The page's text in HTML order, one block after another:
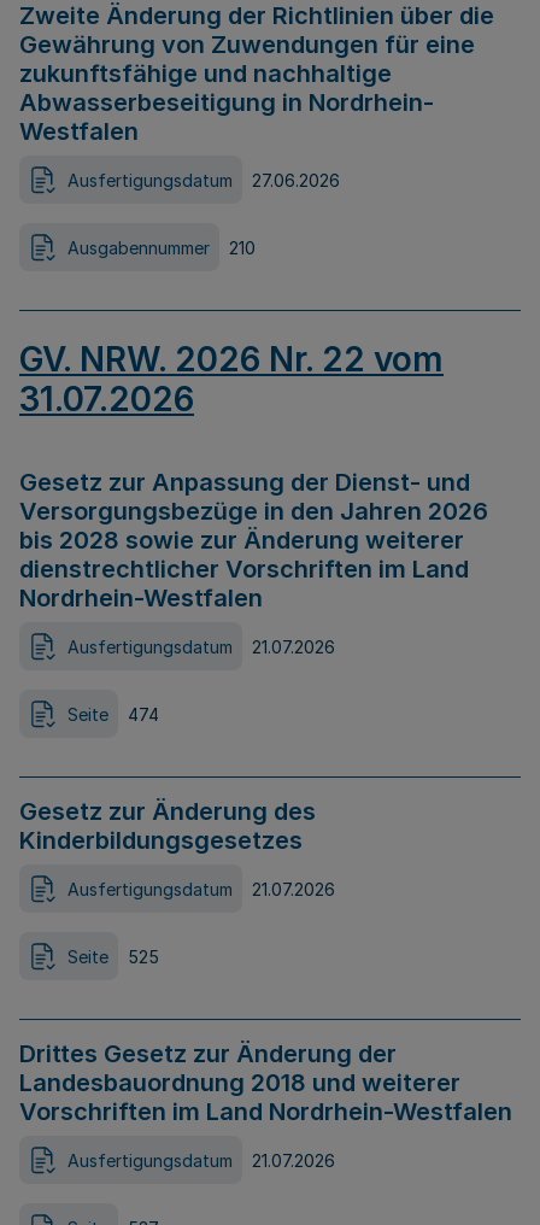
Zweite Änderung der Richtlinien über die
Gewährung von Zuwendungen für eine
zukunftsfähige und nachhaltige
Abwasserbeseitigung in Nordrhein-
Westfalen
Ausfertigungsdatum 27.06.2026
Ausgabennummer 210
GV. NRW. 2026 Nr. 22 vom
31.07.2026
Gesetz zur Anpassung der Dienst- und
Versorgungsbezüge in den Jahren 2026
bis 2028 sowie zur Änderung weiterer
dienstrechtlicher Vorschriften im Land
Nordrhein-Westfalen
Ausfertigungsdatum 21.07.2026
Seite 474
Gesetz zur Änderung des
Kinderbildungsgesetzes
Ausfertigungsdatum 21.07.2026
Seite 525
Drittes Gesetz zur Änderung der
Landesbauordnung 2018 und weiterer
Vorschriften im Land Nordrhein-Westfalen
Ausfertigungsdatum 21.07.2026